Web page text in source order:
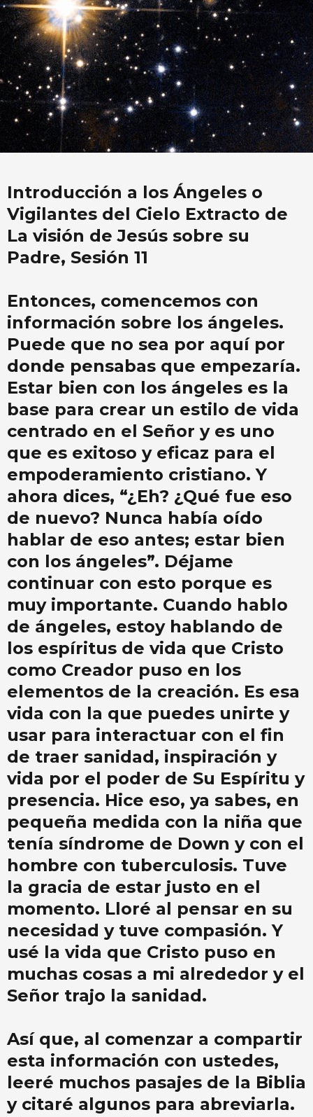
Introducción a los Ángeles o
Vigilantes del Cielo Extracto de
La visión de Jesús sobre su
Padre, Sesión 11
Entonces, comencemos con
información sobre los ángeles.
Puede que no sea por aquí por
donde pensabas que empezaría.
Estar bien con los ángeles es la
base para crear un estilo de vida
centrado en el Señor y es uno
que es exitoso y eficaz para el
empoderamiento cristiano. Y
ahora dices, “¿Eh? ¿Qué fue eso
de nuevo? Nunca había oído
hablar de eso antes; estar bien
con los ángeles”. Déjame
continuar con esto porque es
muy importante. Cuando hablo
de ángeles, estoy hablando de
los espíritus de vida que Cristo
como Creador puso en los
elementos de la creación. Es esa
vida con la que puedes unirte y
usar para interactuar con el fin
de traer sanidad, inspiración y
vida por el poder de Su Espíritu y
presencia. Hice eso, ya sabes, en
pequeña medida con la niña que
tenía síndrome de Down y con el
hombre con tuberculosis. Tuve
la gracia de estar justo en el
momento. Lloré al pensar en su
necesidad y tuve compasión. Y
usé la vida que Cristo puso en
muchas cosas a mi alrededor y el
Señor trajo la sanidad.
Así que, al comenzar a compartir
esta información con ustedes,
leeré muchos pasajes de la Biblia
y citaré algunos para abreviarla.